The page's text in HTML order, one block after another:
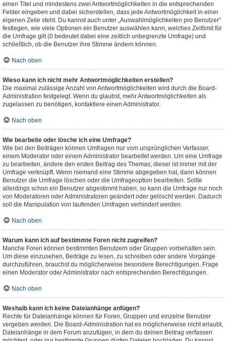
einen Titel und mindestens zwei Antwortmöglichkeiten in die entsprechenden
Felder eingeben und dabei sicherstellen, dass jede Antwortmöglichkeit in einer
eigenen Zeile steht. Du kannst auch unter „Auswahlmöglichkeiten pro Benutzer“
festlegen, wie viele Optionen ein Benutzer auswählen kann, welches Zeitlimit für
die Umfrage gilt (0 bedeutet dabei eine zeitlich unbegrenzte Umfrage) und
schließlich, ob die Benutzer ihre Stimme ändern können.
Nach oben
Wieso kann ich nicht mehr Antwortmöglichkeiten erstellen?
Die maximal zulässige Anzahl von Antwortmöglichkeiten wird durch die Board-
Administration festgelegt. Wenn du glaubst, mehr Antwortmöglichkeiten als
zugelassen zu benötigen, kontaktiere einen Administrator.
Nach oben
Wie bearbeite oder lösche ich eine Umfrage?
Wie bei den Beiträgen können Umfragen nur vom ursprünglichen Verfasser,
einem Moderator oder einem Administrator bearbeitet werden. Um eine Umfrage
zu bearbeiten, ändere den ersten Beitrag des Themas; dieser ist immer mit der
Umfrage verknüpft. Wenn niemand eine Stimme abgegeben hat, dann können
Benutzer die Umfrage löschen oder die Umfrageoption bearbeiten. Sollte
allerdings schon ein Benutzer abgestimmt haben, so kann die Umfrage nur noch
von Moderatoren oder Administratoren geändert oder gelöscht werden. Dadurch
soll die Manipulation von laufenden Umfragen verhindert werden.
Nach oben
Warum kann ich auf bestimmte Foren nicht zugreifen?
Manche Foren können bestimmten Benutzern oder Gruppen vorbehalten sein.
Um diese einzusehen, Beiträge zu lesen, zu schreiben oder andere Vorgänge
durchzuführen, brauchst du möglicherweise besondere Berechtigungen. Frage
einen Moderator oder Administrator nach entsprechenden Berechtigungen.
Nach oben
Weshalb kann ich keine Dateianhänge anfügen?
Rechte für Dateianhänge können für Foren, Gruppen und einzelne Benutzer
vergeben werden. Die Board-Administration hat es möglicherweise nicht erlaubt,
Dateianhänge in dem Forum anzufügen, in dem du deinen Beitrag verfassen